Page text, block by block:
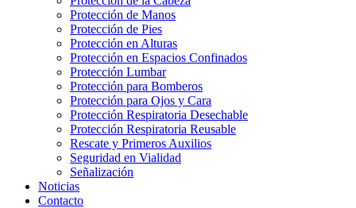
Protección de Manos
Protección de Pies
Protección en Alturas
Protección en Espacios Confinados
Protección Lumbar
Protección para Bomberos
Protección para Ojos y Cara
Protección Respiratoria Desechable
Protección Respiratoria Reusable
Rescate y Primeros Auxilios
Seguridad en Vialidad
Señalización
Noticias
Contacto